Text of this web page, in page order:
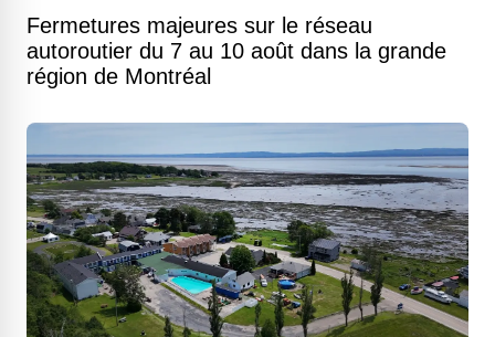
Fermetures majeures sur le réseau
autoroutier du 7 au 10 août dans la grande
région de Montréal